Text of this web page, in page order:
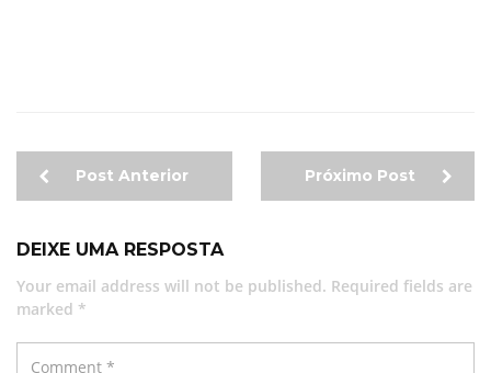
Post Anterior Próximo Post
DEIXE UMA RESPOSTA
Your email address will not be published. Required fields are
marked *